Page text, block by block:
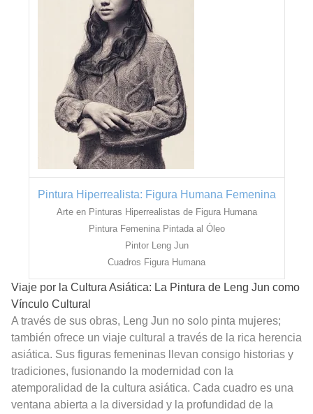
Pintura Hiperrealista: Figura Humana Femenina
Arte en Pinturas Hiperrealistas de Figura Humana
Pintura Femenina Pintada al Óleo
Pintor Leng Jun
Cuadros Figura Humana
Viaje por la Cultura Asiática: La Pintura de Leng Jun como
Vínculo Cultural
A través de sus obras, Leng Jun no solo pinta mujeres;
también ofrece un viaje cultural a través de la rica herencia
asiática. Sus figuras femeninas llevan consigo historias y
tradiciones, fusionando la modernidad con la
atemporalidad de la cultura asiática. Cada cuadro es una
ventana abierta a la diversidad y la profundidad de la